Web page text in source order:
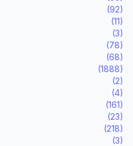
(92)
(11)
(3)
(78)
(68)
(1888)
(2)
(4)
(161)
(23)
(218)
(3)